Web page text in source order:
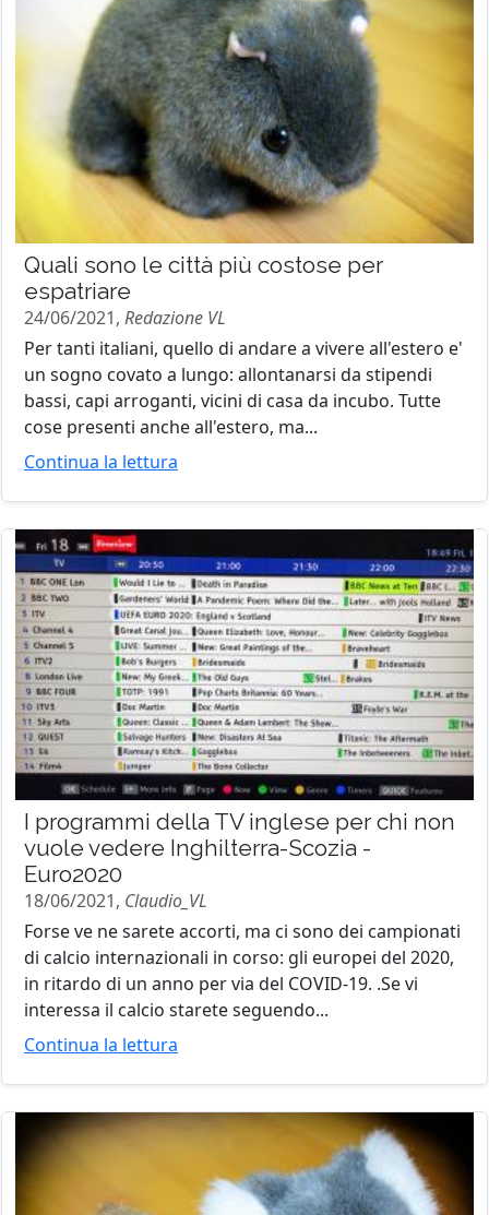
Quali sono le città più costose per
espatriare
24/06/2021, Redazione VL
Per tanti italiani, quello di andare a vivere all'estero e'
un sogno covato a lungo: allontanarsi da stipendi
bassi, capi arroganti, vicini di casa da incubo. Tutte
cose presenti anche all'estero, ma...
Continua la lettura
I programmi della TV inglese per chi non
vuole vedere Inghilterra-Scozia -
Euro2020
18/06/2021, Claudio_VL
Forse ve ne sarete accorti, ma ci sono dei campionati
di calcio internazionali in corso: gli europei del 2020,
in ritardo di un anno per via del COVID-19. .Se vi
interessa il calcio starete seguendo...
Continua la lettura